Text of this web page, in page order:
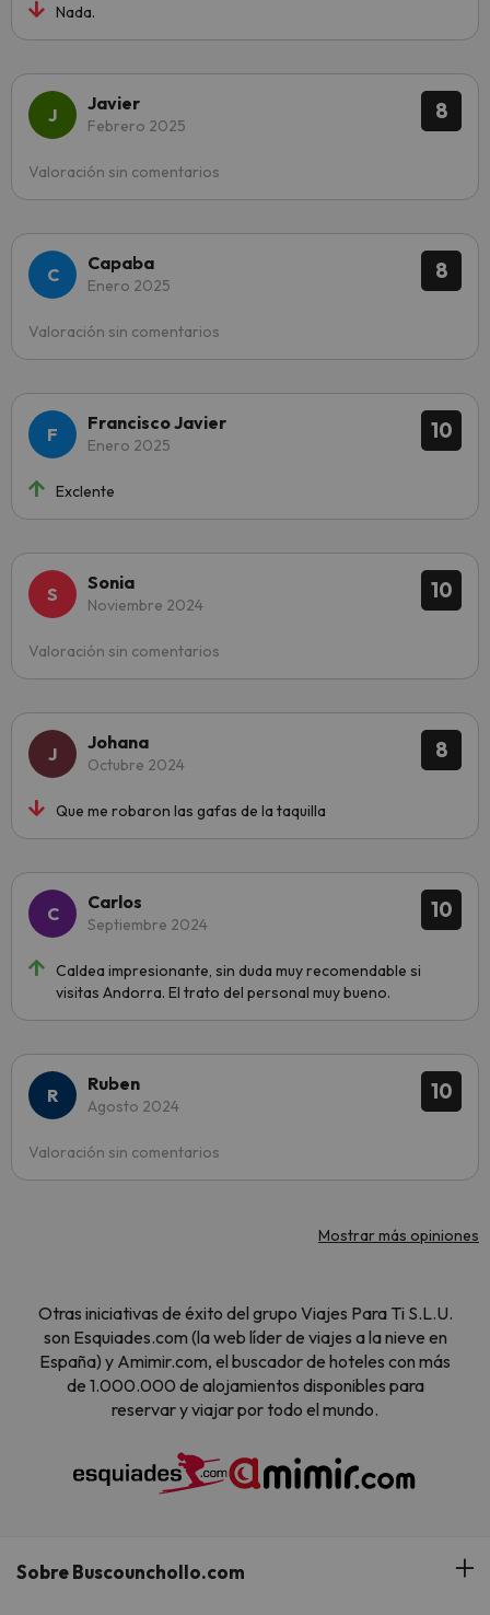
Nada.
8
Javier
Febrero 2025
Valoración sin comentarios
8
Capaba
Enero 2025
Valoración sin comentarios
10
Francisco Javier
Enero 2025
Exclente
10
Sonia
Noviembre 2024
Valoración sin comentarios
8
Johana
Octubre 2024
Que me robaron las gafas de la taquilla
10
Carlos
Septiembre 2024
Caldea impresionante, sin duda muy recomendable si
visitas Andorra. El trato del personal muy bueno.
10
Ruben
Agosto 2024
Valoración sin comentarios
Mostrar más opiniones
Otras iniciativas de éxito del grupo Viajes Para Ti S.L.U.
son Esquiades.com (la web líder de viajes a la nieve en
España) y Amimir.com, el buscador de hoteles con más
de 1.000.000 de alojamientos disponibles para
reservar y viajar por todo el mundo.
Sobre Buscounchollo.com